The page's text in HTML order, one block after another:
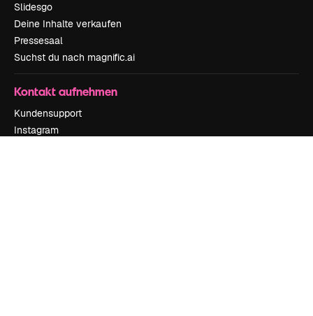
Slidesgo
Deine Inhalte verkaufen
Pressesaal
Suchst du nach magnific.ai
Kontakt aufnehmen
Kundensupport
Instagram